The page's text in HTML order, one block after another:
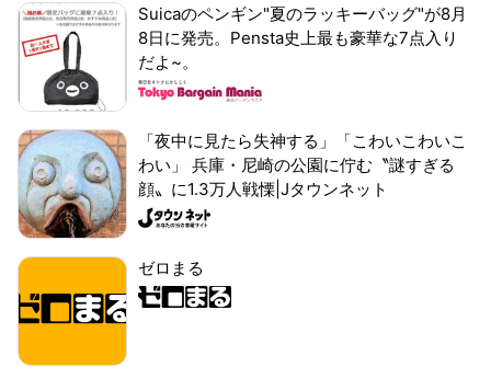
Suicaのペンギン"夏のラッキーバッグ"が8月
8日に発売。Pensta史上最も豪華な7点入り
だよ~。
「夜中に見たら失神する」「こわいこわいこ
わい」 兵庫・尼崎の公園に佇む〝謎すぎる
顔〟に1.3万人戦慄|Jタウンネット
ゼロまる